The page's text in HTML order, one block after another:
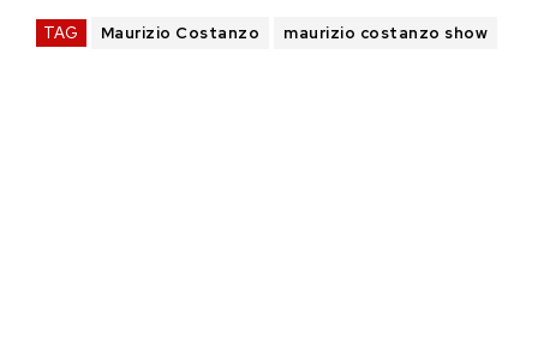
TAG Maurizio Costanzo maurizio costanzo show